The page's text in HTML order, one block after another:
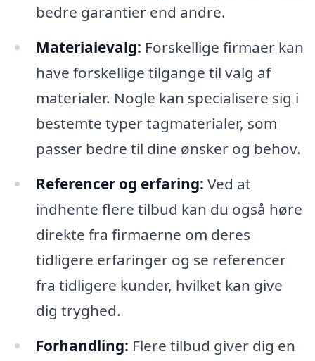
bedre garantier end andre.
Materialevalg: Forskellige firmaer kan
have forskellige tilgange til valg af
materialer. Nogle kan specialisere sig i
bestemte typer tagmaterialer, som
passer bedre til dine ønsker og behov.
Referencer og erfaring: Ved at
indhente flere tilbud kan du også høre
direkte fra firmaerne om deres
tidligere erfaringer og se referencer
fra tidligere kunder, hvilket kan give
dig tryghed.
Forhandling: Flere tilbud giver dig en